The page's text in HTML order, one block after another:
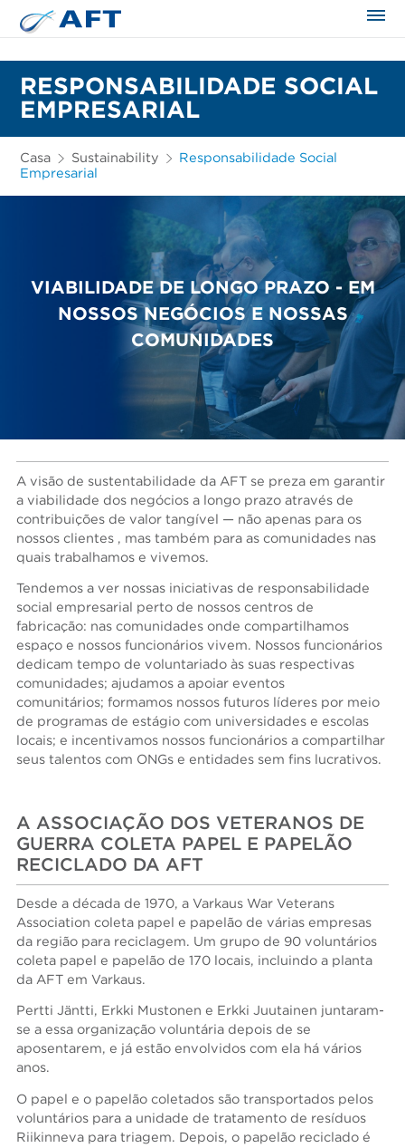
RESPONSABILIDADE SOCIAL
EMPRESARIAL
Casa Sustainability
Responsabilidade Social
Empresarial
VIABILIDADE DE LONGO PRAZO - EM
NOSSOS NEGÓCIOS E NOSSAS
COMUNIDADES
A visão de sustentabilidade da AFT se preza em garantir
a viabilidade dos negócios a longo prazo através de
contribuições de valor tangível — não apenas para os
nossos clientes , mas também para as comunidades nas
quais trabalhamos e vivemos.
Tendemos a ver nossas iniciativas de responsabilidade
social empresarial perto de nossos centros de
fabricação: nas comunidades onde compartilhamos
espaço e nossos funcionários vivem. Nossos funcionários
dedicam tempo de voluntariado às suas respectivas
comunidades; ajudamos a apoiar eventos
comunitários; formamos nossos futuros líderes por meio
de programas de estágio com universidades e escolas
locais; e incentivamos nossos funcionários a compartilhar
seus talentos com ONGs e entidades sem fins lucrativos.
A ASSOCIAÇÃO DOS VETERANOS DE
GUERRA COLETA PAPEL E PAPELÃO
RECICLADO DA AFT
Desde a década de 1970, a Varkaus War Veterans
Association coleta papel e papelão de várias empresas
da região para reciclagem. Um grupo de 90 voluntários
coleta papel e papelão de 170 locais, incluindo a planta
da AFT em Varkaus.
Pertti Jäntti, Erkki Mustonen e Erkki Juutainen juntaram-
se a essa organização voluntária depois de se
aposentarem, e já estão envolvidos com ela há vários
anos.
O papel e o papelão coletados são transportados pelos
voluntários para a unidade de tratamento de resíduos
Riikinneva para triagem. Depois, o papelão reciclado é